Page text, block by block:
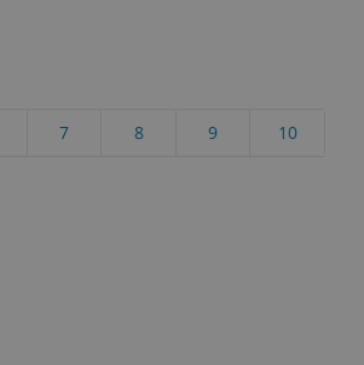
10
9
8
7